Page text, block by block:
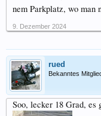
nem Parkplatz, wo man
9. Dezember 2024
rued
Bekanntes
Soo, lecker 18 Grad, es